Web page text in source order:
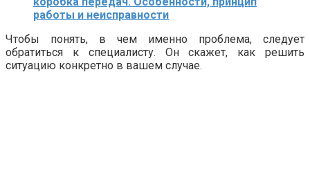
работы и неисправности
Чтобы понять, в чем именно проблема, следует
обратиться к специалисту. Он скажет, как решить
ситуацию конкретно в вашем случае.